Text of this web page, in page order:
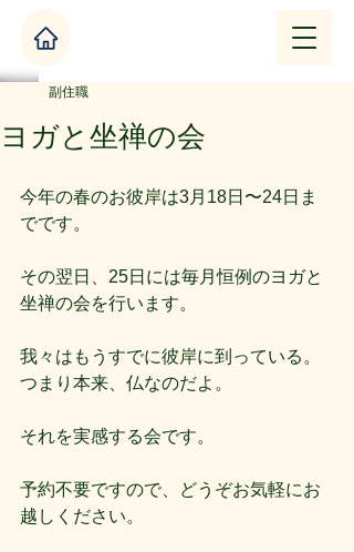
ヨガと坐禅の会
副住職
今年の春のお彼岸は3月18日〜24日ま
でです。
その翌日、25日には毎月恒例のヨガと
坐禅の会を行います。
我々はもうすでに彼岸に到っている。
つまり本来、仏なのだよ。
それを実感する会です。
予約不要ですので、どうぞお気軽にお
越しください。